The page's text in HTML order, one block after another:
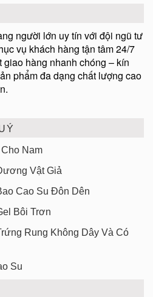
người lớn uy tín với đội ngũ tư
vụ khách hàng tận tâm 24/7
giao hàng nhanh chóng – kín
phẩm đa dạng chất lượng cao
Ý
Nam
Vật Giả
Cao Su Đôn Dên
Bôi Trơn
Rung Không Dây Và Có
Su